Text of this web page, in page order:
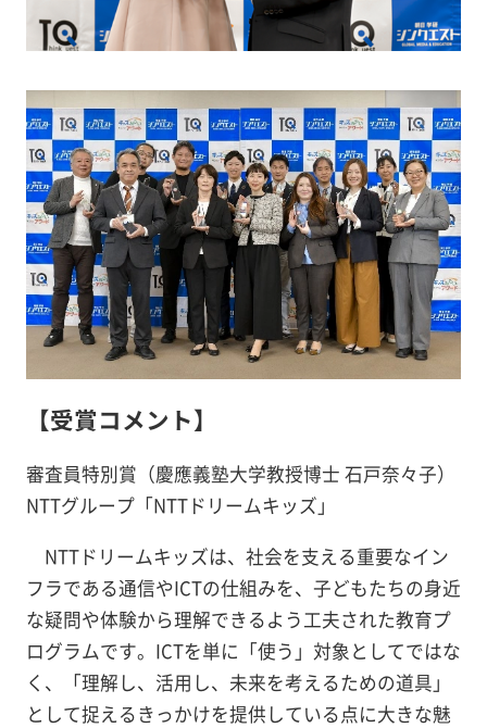
【受賞コメント】
審査員特別賞（慶應義塾大学教授博士 石戸奈々子）
NTTグループ「NTTドリームキッズ」
NTTドリームキッズは、社会を支える重要なイン
フラである通信やICTの仕組みを、子どもたちの身近
な疑問や体験から理解できるよう工夫された教育プ
ログラムです。ICTを単に「使う」対象としてではな
く、「理解し、活用し、未来を考えるための道具」
として捉えるきっかけを提供している点に大きな魅